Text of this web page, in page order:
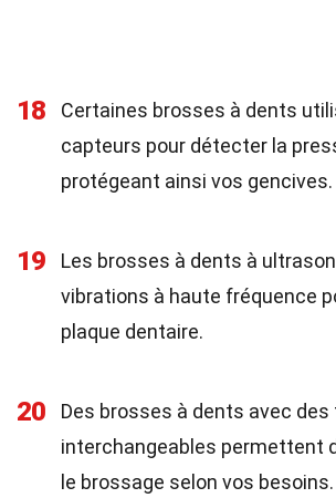
18
Certaines brosses à dents
capteurs pour détecter la
protégeant ainsi vos gencives.
19
Les brosses à dents à
vibrations à haute fréquence
plaque dentaire.
20
Des brosses à dents avec
interchangeables permettent
le brossage selon vos besoins.